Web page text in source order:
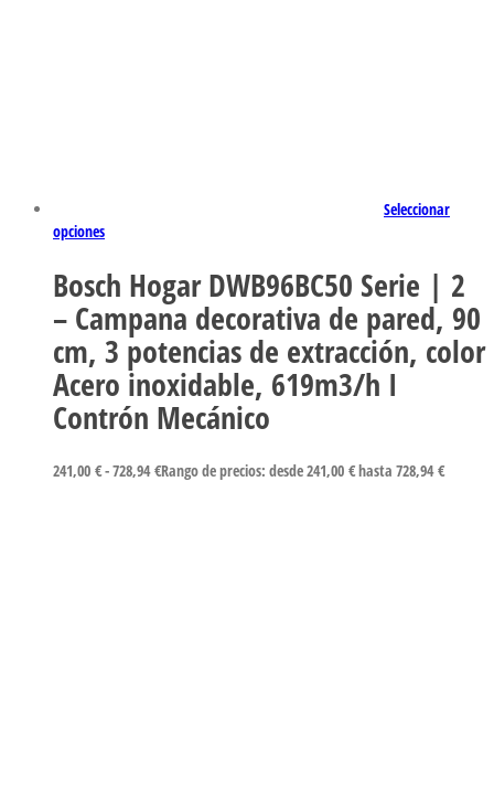
Seleccionar
opciones
Bosch Hogar DWB96BC50 Serie | 2
– Campana decorativa de pared, 90
cm, 3 potencias de extracción, color
Acero inoxidable, 619m3/h I
Contrón Mecánico
241,00 €-728,94€Rango de precios: desde 241,00 € hasta 728,94 €